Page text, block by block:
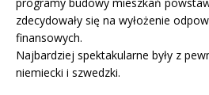
zdecydowały się na wyłożenie
finansowych.
Najbardziej spektakularne były z
niemiecki i szwedzki.